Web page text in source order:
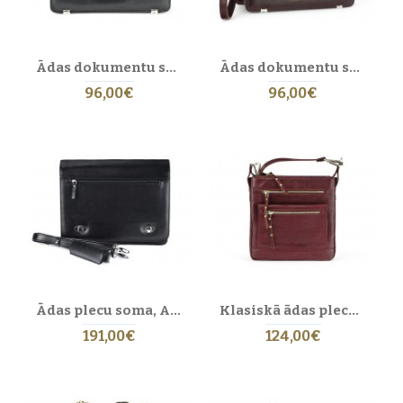
telefonu un piederumus — viss savā vietā.
biznesam, gan pilsētai, gan ceļojumiem.
Soma, kas kļūst par jūsu ikdienas sabiedroto
Kāpēc izvēlēties Eric Lasko vīriešu ādas
somas?
100% ROKU DARBS LATVIJĀ
Katru somu roku darbā izgatavo mūsu meistari Rīgā — ar precizitāti,
Pilngraudu āda ir izturīga, elpojoša un vizuāli bagāta — tā kļūst tikai
skaistāka ar laiku.
Ādas dokumentu soma 50 BL-0-1BAR
96,00€
Ādas dokumentu soma 50 BL-0-2BAR
96,00€
Ādas plecu soma, A4 formāts, 39 BL-0-1BG
191,00€
Klasiskā ādas plecu soma 32 EL-3-6BG_Gold
124,00€